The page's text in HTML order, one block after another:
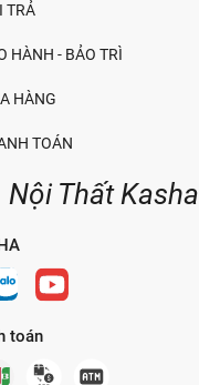
TRẢ
HÀNH - BẢO TRÌ
HÀNG
TOÁN
Nội Thất Kasha
toán